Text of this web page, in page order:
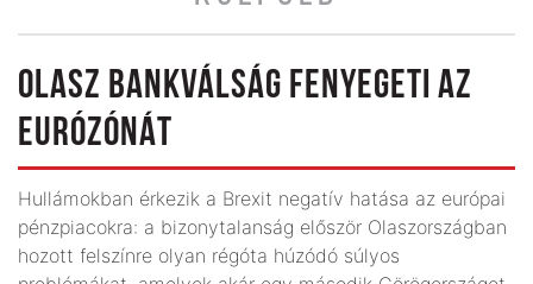
OLASZ BANKVÁLSÁG FENYEGETI AZ
EURÓZÓNÁT
Hullámokban érkezik a Brexit negatív hatása az európai
pénzpiacokra: a bizonytalanság először Olaszországban
hozott felszínre olyan régóta húzódó súlyos